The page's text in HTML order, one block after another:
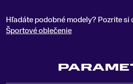
Hľadáte podobné modely? Pozrite si
Športové oblečenie